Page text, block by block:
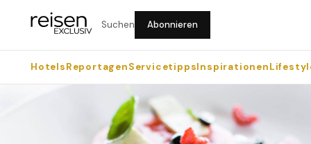
Suchen Abonnieren
HotelsReportagenServicetippsInspirationen